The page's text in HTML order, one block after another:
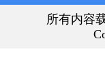
所有内容